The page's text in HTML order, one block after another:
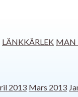
LÄNKKÄRLEK MAN
2013 Mars 2013